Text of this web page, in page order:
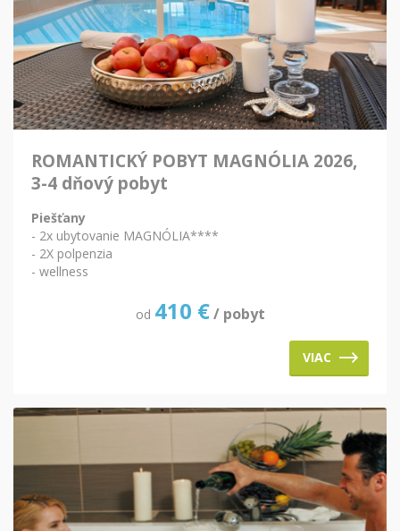
ROMANTICKÝ POBYT MAGNÓLIA 2026,
3-4 dňový pobyt
Piešťany
- 2x ubytovanie MAGNÓLIA****
- 2X polpenzia
- wellness
od 410 € / pobyt
VIAC